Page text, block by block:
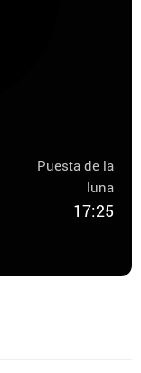
Puesta de la
luna
17:25